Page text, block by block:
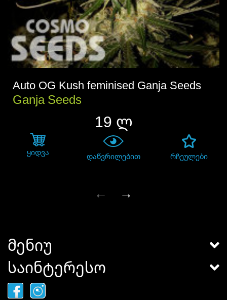
Auto OG Kush feminised Ganja Seeds
Ganja Seeds
19 ლ
ყიდვა დაწვრილებით რჩეულები
← →
მენიუ
საინტერესო